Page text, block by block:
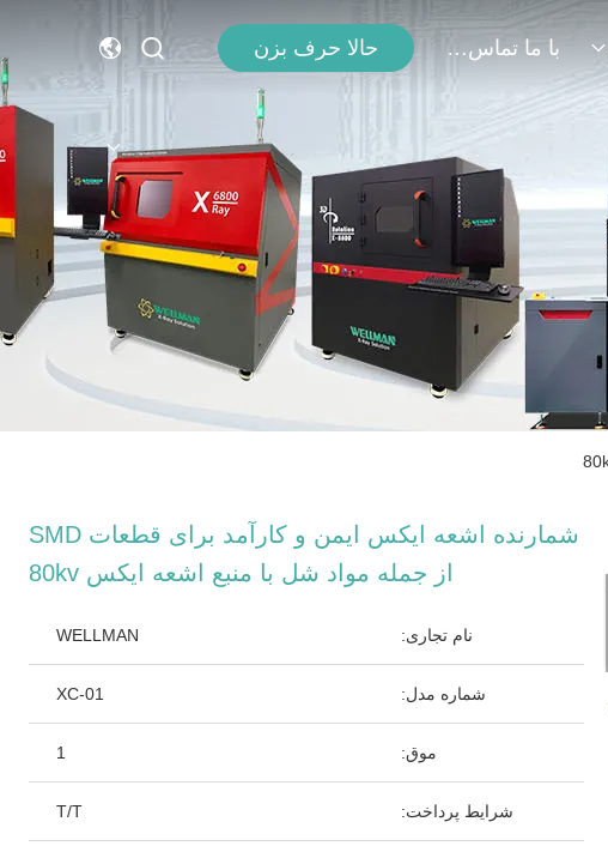
با ما تماس بگیرید حالا حرف بزن
شمارنده اشعه ایکس ایمن و کارآمد برای قطعات SMD
از جمله مواد شل با منبع اشعه ایکس 80kv
نام تجاری: WELLMAN
شماره مدل: XC-01
موق: 1
شرایط پرداخت: T/T